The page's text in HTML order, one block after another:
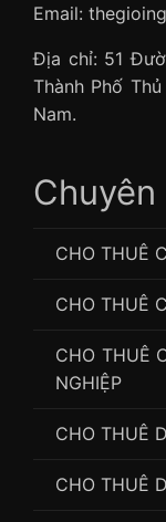
Email:
Địa chỉ: 51
Thành Phố
Nam.
CHO THUÊ
CHO THUÊ
CHO THUÊ
NGHIỆP
CHO THUÊ
CHO THUÊ